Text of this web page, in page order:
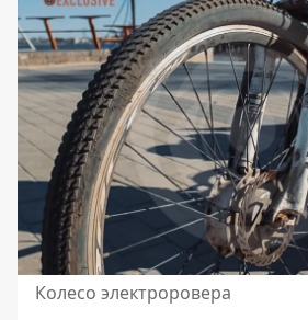
Колесо электроровера